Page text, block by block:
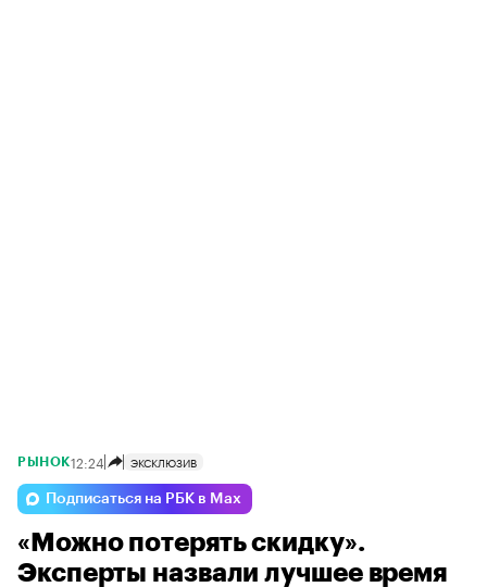
РЫНОК12:24 ЭКСКЛЮЗИВ
Подписаться на РБК в Max
«Можно потерять скидку».
Эксперты назвали лучшее время